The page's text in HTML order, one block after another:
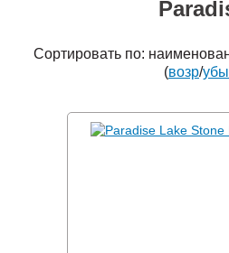
Сортировать по:
(возр/